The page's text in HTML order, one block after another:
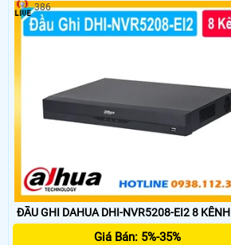
ĐẦU GHI DAHUA DHI-NVR5208-EI2 8 KÊNH
Giá Bán: 5%-35%
386